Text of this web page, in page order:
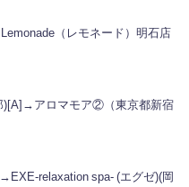
（レモネード）明石店
)[A]→アロマモア②（東京都新宿
relaxation spa- (エグゼ)(岡